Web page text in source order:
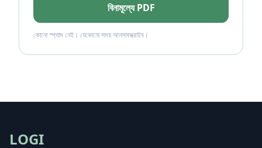
বিনামূল্যে PDF
কোনো স্প্যাম নেই। যেকোনো সময় আনসাবস্ক্রাইব।
LOGI